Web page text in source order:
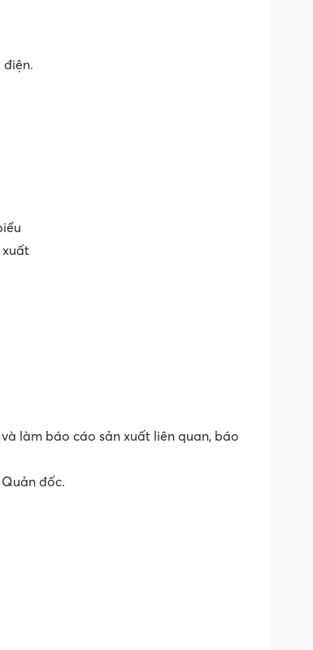
điện.
xuất
làm báo cáo sản xuất liên quan, báo
đốc.